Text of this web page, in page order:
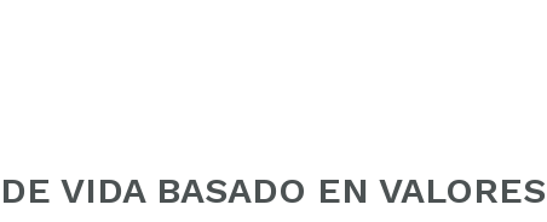
VIDA BASADO EN VALORES